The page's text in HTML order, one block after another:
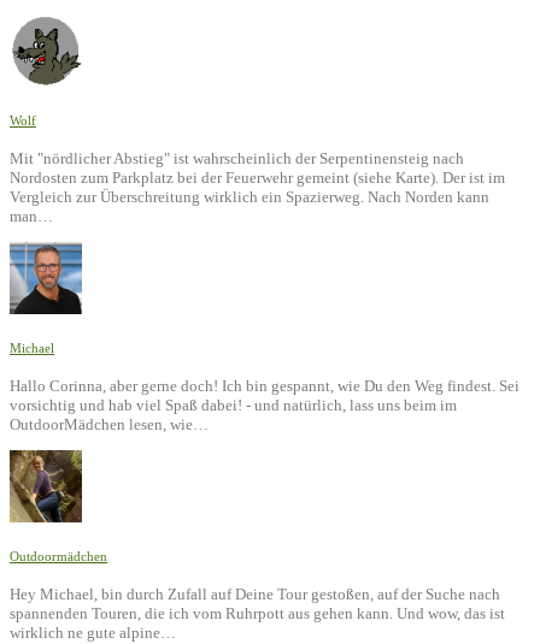
Wolf
Mit "nördlicher Abstieg" ist wahrscheinlich der Serpentinensteig nach
Nordosten zum Parkplatz bei der Feuerwehr gemeint (siehe Karte). Der ist im
Vergleich zur Überschreitung wirklich ein Spazierweg. Nach Norden kann
man…
Michael
Hallo Corinna, aber gerne doch! Ich bin gespannt, wie Du den Weg findest. Sei
vorsichtig und hab viel Spaß dabei! - und natürlich, lass uns beim im
OutdoorMädchen lesen, wie…
Outdoormädchen
Hey Michael, bin durch Zufall auf Deine Tour gestoßen, auf der Suche nach
spannenden Touren, die ich vom Ruhrpott aus gehen kann. Und wow, das ist
wirklich ne gute alpine…